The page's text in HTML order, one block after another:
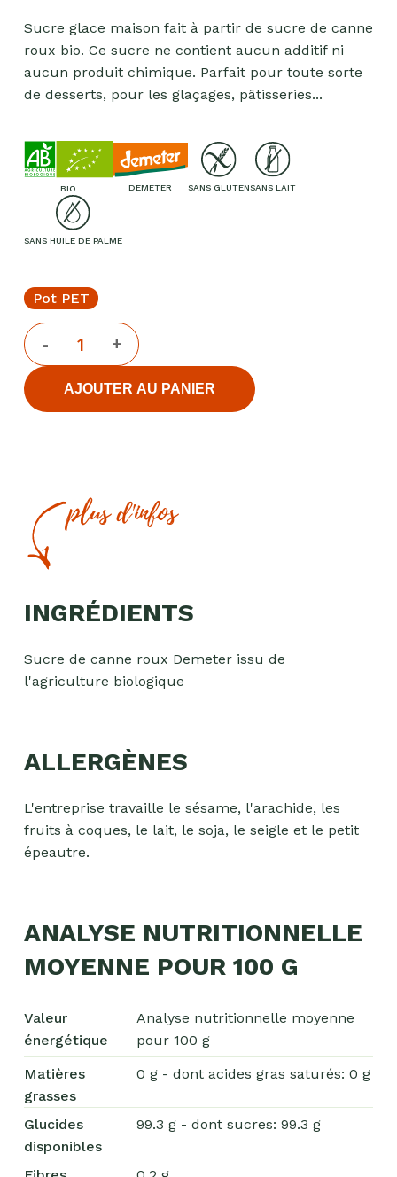
Sucre glace maison fait à partir de sucre de canne
roux bio. Ce sucre ne contient aucun additif ni
aucun produit chimique. Parfait pour toute sorte
de desserts, pour les glaçages, pâtisseries...
BIO DEMETER SANS GLUTENSANS LAIT
SANS HUILE DE PALME
Pot PET
AJOUTER AU PANIER
plus d'infos
INGRÉDIENTS
Sucre de canne roux Demeter issu de
l'agriculture biologique
ALLERGÈNES
L'entreprise travaille le sésame, l'arachide, les
fruits à coques, le lait, le soja, le seigle et le petit
épeautre.
ANALYSE NUTRITIONNELLE
MOYENNE POUR 100 G
Valeur
énergétique
Analyse nutritionnelle moyenne
pour 100 g
Matières
grasses
0 g - dont acides gras saturés: 0 g
Glucides
disponibles
99.3 g - dont sucres: 99.3 g